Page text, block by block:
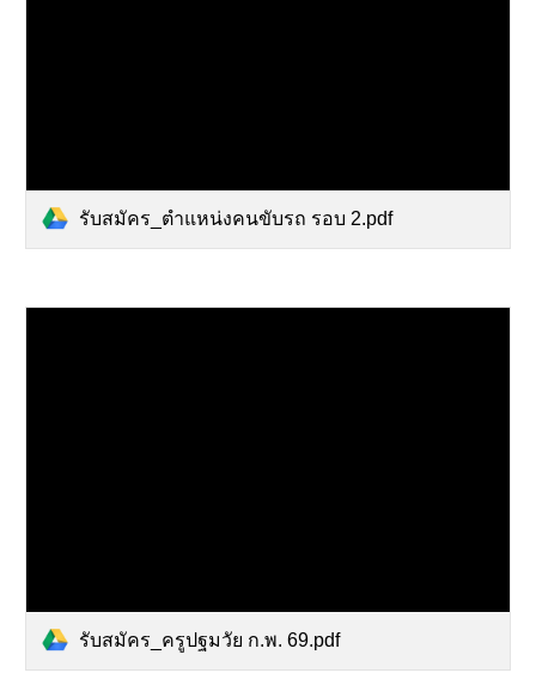
รับสมัคร_ตำแหน่งคนขับรถ รอบ 2.pdf
รับสมัคร_ครูปฐมวัย ก.พ. 69.pdf